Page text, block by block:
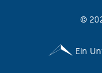
©
Ein